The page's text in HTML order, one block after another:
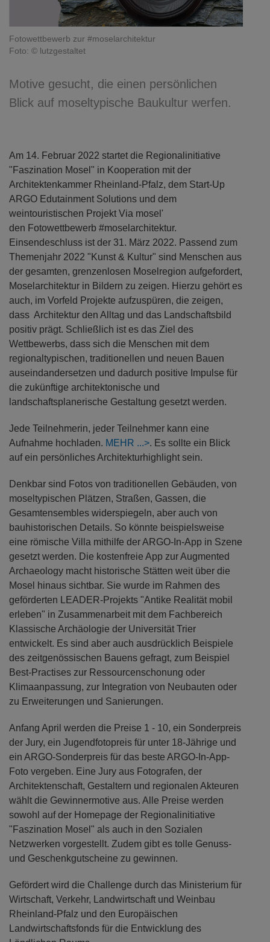
Fotowettbewerb zur #moselarchitektur
Foto: © lutzgestaltet
Motive gesucht, die einen persönlichen
Blick auf moseltypische Baukultur werfen.
Am 14. Februar 2022 startet die Regionalinitiative
"Faszination Mosel" in Kooperation mit der
Architektenkammer Rheinland-Pfalz, dem Start-Up
ARGO Edutainment Solutions und dem
weintouristischen Projekt Via mosel'
den Fotowettbewerb #moselarchitektur.
Einsendeschluss ist der 31. März 2022. Passend zum
Themenjahr 2022 "Kunst & Kultur" sind Menschen aus
der gesamten, grenzenlosen Moselregion aufgefordert,
Moselarchitektur in Bildern zu zeigen. Hierzu gehört es
auch, im Vorfeld Projekte aufzuspüren, die zeigen,
dass Architektur den Alltag und das Landschaftsbild
positiv prägt. Schließlich ist es das Ziel des
Wettbewerbs, dass sich die Menschen mit dem
regionaltypischen, traditionellen und neuen Bauen
auseindandersetzen und dadurch positive Impulse für
die zukünftige architektonische und
landschaftsplanerische Gestaltung gesetzt werden.
Jede Teilnehmerin, jeder Teilnehmer kann eine
Aufnahme hochladen. MEHR
. Es sollte ein Blick
auf ein persönliches Architekturhighlight sein.
Denkbar sind Fotos von traditionellen Gebäuden, von
moseltypischen Plätzen, Straßen, Gassen, die
Gesamtensembles widerspiegeln, aber auch von
bauhistorischen Details. So könnte beispielsweise
eine römische Villa mithilfe der ARGO-In-App in Szene
gesetzt werden. Die kostenfreie App zur Augmented
Archaeology macht historische Stätten weit über die
Mosel hinaus sichtbar. Sie wurde im Rahmen des
geförderten LEADER-Projekts "Antike Realität mobil
erleben" in Zusammenarbeit mit dem Fachbereich
Klassische Archäologie der Universität Trier
entwickelt. Es sind aber auch ausdrücklich Beispiele
des zeitgenössischen Bauens gefragt, zum Beispiel
Best-Practises zur Ressourcenschonung oder
Klimaanpassung, zur Integration von Neubauten oder
zu Erweiterungen und Sanierungen.
Anfang April werden die Preise 1 - 10, ein Sonderpreis
der Jury, ein Jugendfotopreis für unter 18-Jährige und
ein ARGO-Sonderpreis für das beste ARGO-In-App-
Foto vergeben. Eine Jury aus Fotografen, der
Architektenschaft, Gestaltern und regionalen Akteuren
wählt die Gewinnermotive aus. Alle Preise werden
sowohl auf der Homepage der Regionalinitiative
"Faszination Mosel" als auch in den Sozialen
Netzwerken vorgestellt. Zudem gibt es tolle Genuss-
und Geschenkgutscheine zu gewinnen.
Gefördert wird die Challenge durch das Ministerium für
Wirtschaft, Verkehr, Landwirtschaft und Weinbau
Rheinland-Pfalz und den Europäischen
Landwirtschaftsfonds für die Entwicklung des